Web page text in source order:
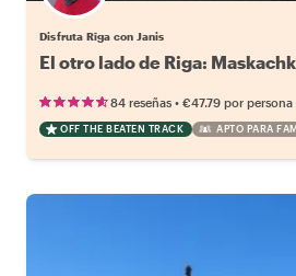
Disfruta Rīga con Janis
El otro lado de Riga:
84 reseñas • €47.79 por persona
OFF THE BEATEN TRACK APTO PARA